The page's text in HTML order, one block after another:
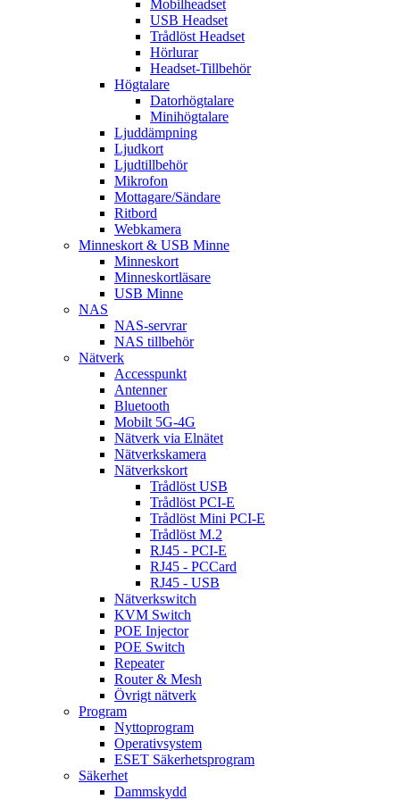
Mobilheadset
USB Headset
Trådlöst Headset
Hörlurar
Headset-Tillbehör
Högtalare
Datorhögtalare
Minihögtalare
Ljuddämpning
Ljudkort
Ljudtillbehör
Mikrofon
Mottagare/Sändare
Ritbord
Webkamera
Minneskort & USB Minne
Minneskort
Minneskortläsare
USB Minne
NAS
NAS-servrar
NAS tillbehör
Nätverk
Accesspunkt
Antenner
Bluetooth
Mobilt 5G-4G
Nätverk via Elnätet
Nätverkskamera
Nätverkskort
Trådlöst USB
Trådlöst PCI-E
Trådlöst Mini PCI-E
Trådlöst M.2
RJ45 - PCI-E
RJ45 - PCCard
RJ45 - USB
Nätverkswitch
KVM Switch
POE Injector
POE Switch
Repeater
Router & Mesh
Övrigt nätverk
Program
Nyttoprogram
Operativsystem
ESET Säkerhetsprogram
Säkerhet
Dammskydd